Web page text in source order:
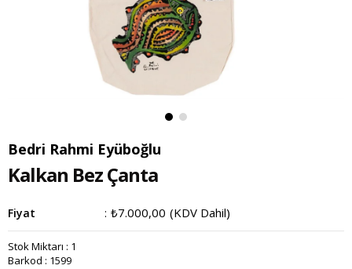
Bedri Rahmi Eyüboğlu
Kalkan Bez Çanta
Fiyat : ₺7.000,00 (KDV Dahil)
Stok Miktarı : 1
Barkod : 1599